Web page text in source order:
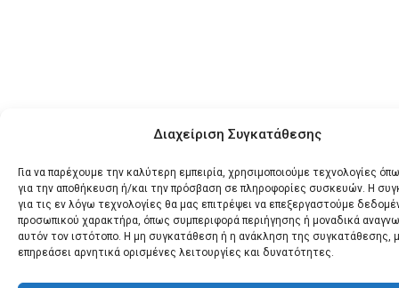
Διαχείριση Συγκατάθεσης
Για να παρέχουμε την καλύτερη εμπειρία, χρησιμοποιούμε τεχνολογίες
για την αποθήκευση ή/και την πρόσβαση σε πληροφορίες συσκευών. Η
για τις εν λόγω τεχνολογίες θα μας επιτρέψει να επεξεργαστούμε
προσωπικού χαρακτήρα, όπως συμπεριφορά περιήγησης ή μοναδικά
αυτόν τον ιστότοπο. Η μη συγκατάθεση ή η ανάκληση της συγκατάθεσης,
επηρεάσει αρνητικά ορισμένες λειτουργίες και δυνατότητες.